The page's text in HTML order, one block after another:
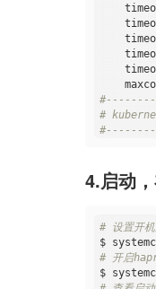
#
bind
# round
backend
mode
4.启动
# 设置开
$
# 开启